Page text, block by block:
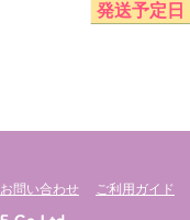
発送予定日
お問い合わせ ご利用ガイド